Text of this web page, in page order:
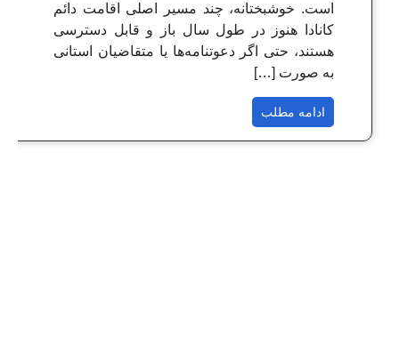
است. خوشبختانه، چند مسیر اصلی اقامت دائم
کانادا هنوز در طول سال باز و قابل دسترسی
هستند، حتی اگر دعوتنامه‌ها یا متقاضیان استانی
به صورت […]
ادامه مطلب